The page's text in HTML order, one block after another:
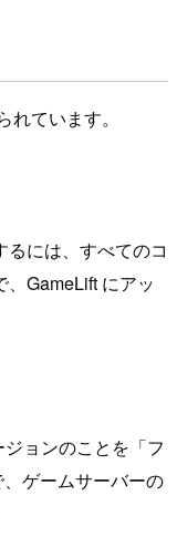
ています。
には、すべてのコ
GameLift にアッ
ョンのことを「フ
ゲームサーバーの